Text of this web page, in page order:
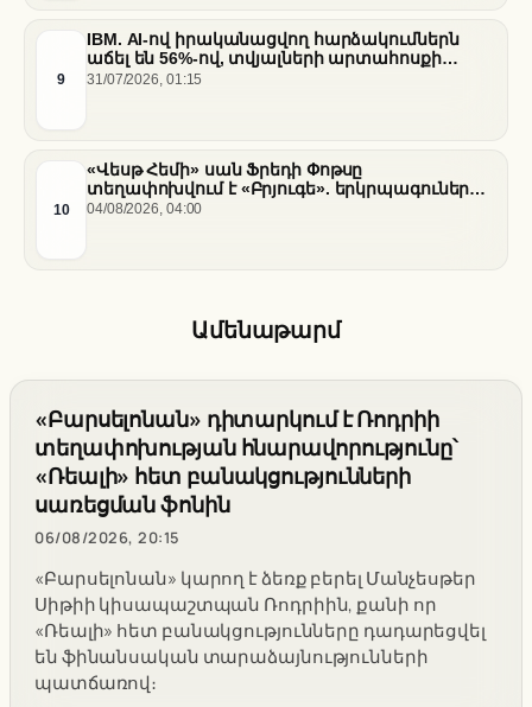
9
IBM. AI-ով իրականացվող հարձակումներն
աճել են 56%-ով, տվյալների արտահոսքի
ծախսերը հասել են ռեկորդային մակարդակի
31/07/2026, 01:15
10
«Վեսթ Հեմի» սան Ֆրեդի Փոթսը
տեղափոխվում է «Բրյուգե». երկրպագուների
դժգոհությունը և ակումբի ռազմավարությունը
04/08/2026, 04:00
Ամենաթարմ
«Բարսելոնան» դիտարկում է Ռոդրիի
տեղափոխության հնարավորությունը՝
«Ռեալի» հետ բանակցությունների
սառեցման ֆոնին
06/08/2026, 20:15
«Բարսելոնան» կարող է ձեռք բերել Մանչեսթեր
Սիթիի կիսապաշտպան Ռոդրիին, քանի որ
«Ռեալի» հետ բանակցությունները դադարեցվել
են ֆինանսական տարաձայնությունների
պատճառով։